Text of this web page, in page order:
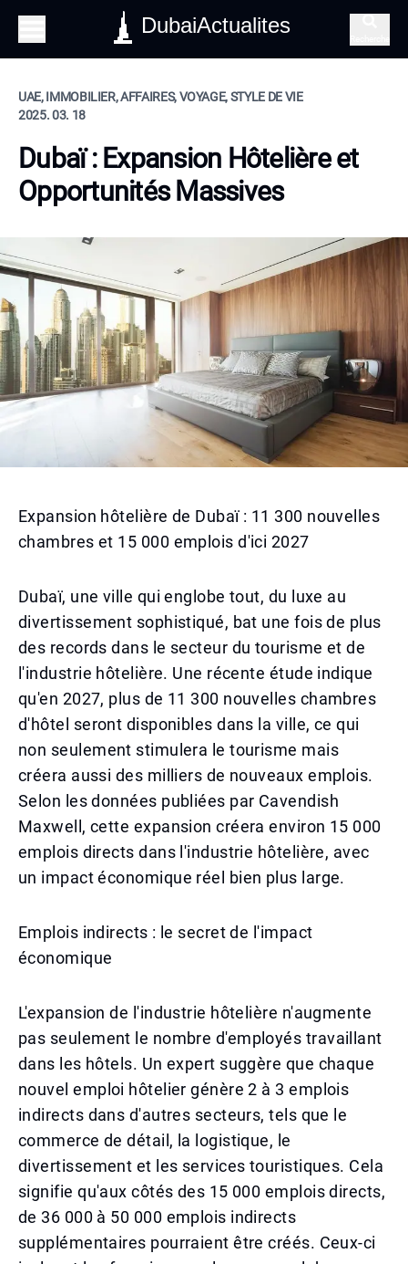
DubaiActualites
UAE, IMMOBILIER, AFFAIRES, VOYAGE, STYLE DE VIE
2025. 03. 18
Dubaï : Expansion Hôtelière et
Opportunités Massives
Expansion hôtelière de Dubaï : 11 300 nouvelles
chambres et 15 000 emplois d'ici 2027
Dubaï, une ville qui englobe tout, du luxe au
divertissement sophistiqué, bat une fois de plus
des records dans le secteur du tourisme et de
l'industrie hôtelière. Une récente étude indique
qu'en 2027, plus de 11 300 nouvelles chambres
d'hôtel seront disponibles dans la ville, ce qui
non seulement stimulera le tourisme mais
créera aussi des milliers de nouveaux emplois.
Selon les données publiées par Cavendish
Maxwell, cette expansion créera environ 15 000
emplois directs dans l'industrie hôtelière, avec
un impact économique réel bien plus large.
Emplois indirects : le secret de l'impact
économique
L'expansion de l'industrie hôtelière n'augmente
pas seulement le nombre d'employés travaillant
dans les hôtels. Un expert suggère que chaque
nouvel emploi hôtelier génère 2 à 3 emplois
indirects dans d'autres secteurs, tels que le
commerce de détail, la logistique, le
divertissement et les services touristiques. Cela
signifie qu'aux côtés des 15 000 emplois directs,
de 36 000 à 50 000 emplois indirects
supplémentaires pourraient être créés. Ceux-ci